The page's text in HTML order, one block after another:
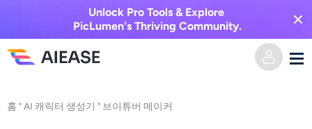
Unlock Pro Tools & Explore
PicLumen's Thriving Community.
홈 "AI 캐릭터 생성기 " 브이튜버 메이커